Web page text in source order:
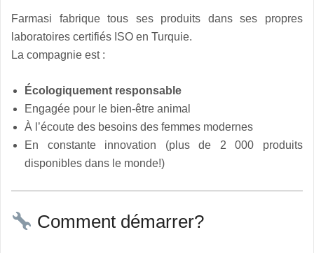
Farmasi fabrique tous ses produits dans ses propres
laboratoires certifiés ISO en Turquie.
La compagnie est :
Écologiquement responsable
Engagée pour le bien-être animal
À l’écoute des besoins des femmes modernes
En constante innovation (plus de 2 000 produits
disponibles dans le monde!)
Comment démarrer?